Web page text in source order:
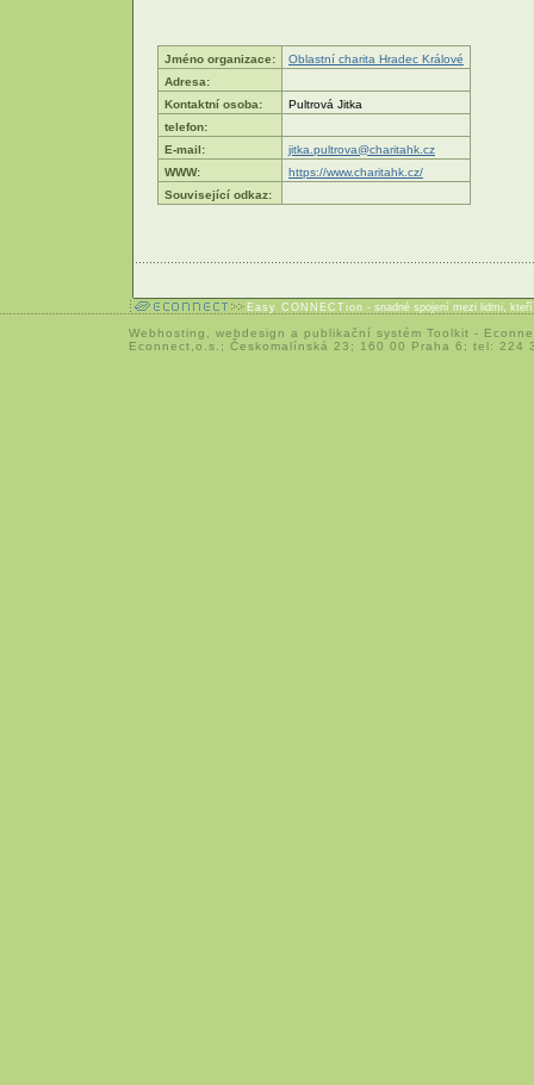
Jméno organizace:
Oblastní charita Hradec Králové
Adresa:
Kontaktní osoba:
Pultrová Jitka
telefon:
E-mail:
jitka.pultrova@charitahk.cz
WWW:
https://www.charitahk.cz/
Související odkaz:
Easy CONNECTion - snadné spojení mezi lidmi,
Webhosting webdesign a publikační systém Toolkit -
Econnect,o.s.; Českomalínská 23; 160 00 Praha 6; tel: 224